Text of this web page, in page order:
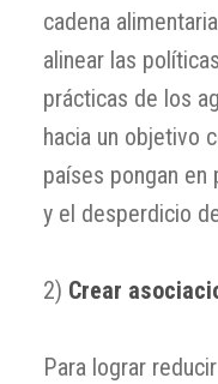
cadena
alinear las
prácticas de los
hacia un objetivo
países pongan
y el desperdicio
2) Crear
Para lograr